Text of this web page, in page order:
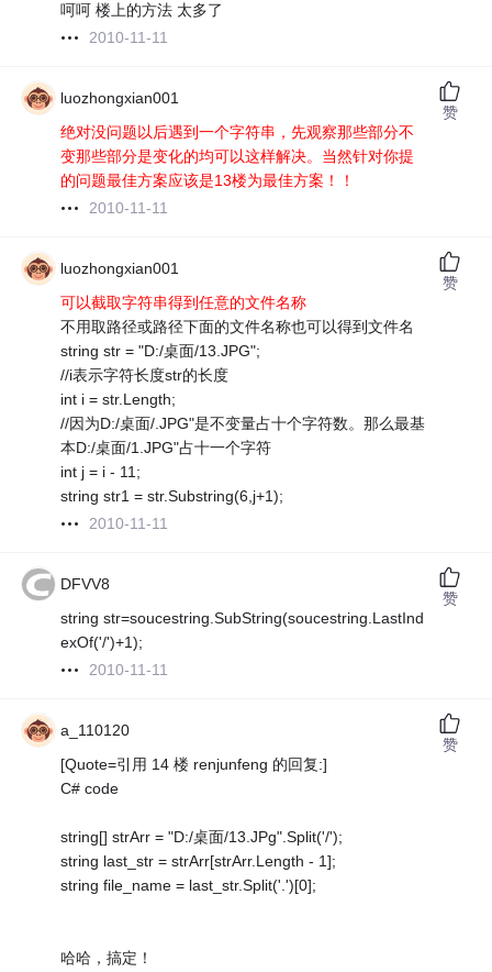
呵呵 楼上的方法 太多了
2010-11-11
luozhongxian001
绝对没问题以后遇到一个字符串，先观察那些部分不
变那些部分是变化的均可以这样解决。当然针对你提
的问题最佳方案应该是13楼为最佳方案！！
2010-11-11
赞
luozhongxian001
可以截取字符串得到任意的文件名称
不用取路径或路径下面的文件名称也可以得到文件名
string str = "D:/桌面/13.JPG";
//i表示字符长度str的长度
int i = str.Length;
//因为D:/桌面/.JPG"是不变量占十个字符数。那么最基
本D:/桌面/1.JPG"占十一个字符
int j = i - 11;
string str1 = str.Substring(6,j+1);
2010-11-11
赞
DFVV8
string str=soucestring.SubString(soucestring.LastInd
exOf('/')+1);
2010-11-11
赞
a_110120
[Quote=引用 14 楼 renjunfeng 的回复:]
C# code
string[] strArr = "D:/桌面/13.JPg".Split('/');
string last_str = strArr[strArr.Length - 1];
string file_name = last_str.Split('.')[0];
哈哈，搞定！
赞